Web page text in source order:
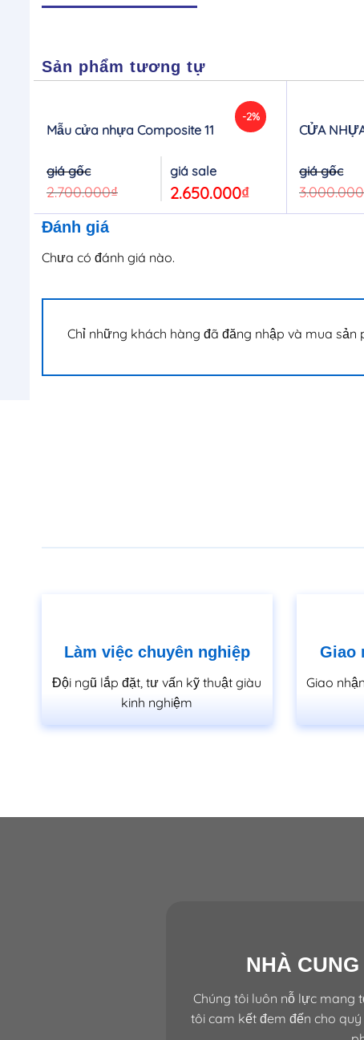
Sản phẩm tương tự
-2%
Mẫu cửa nhựa Composite 11
2.700.000₫
Original
price
was:
2.700.000₫.
2.650.000₫
price
2.650.000₫.
CỬA
3.000.000
Đánh giá
Chưa có đánh giá nào.
Chỉ những khách hàng đã đăng nhập và mua
Làm việc chuyên nghiệp
Đội ngũ lắp đặt, tư vấn kỹ thuật giàu
kinh nghiệm
Giao
Giao
NHÀ
Chúng tôi luôn nỗ lực mang
tôi cam kết đem đến cho